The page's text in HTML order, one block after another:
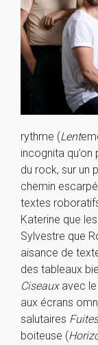
rythme (Lent
incognita
du rock, sur un
chemin
textes
Katerine que
Sylvestre que
aisance de
des tableaux
Ciseauxavec le
aux écrans
salutaires
boiteuse (